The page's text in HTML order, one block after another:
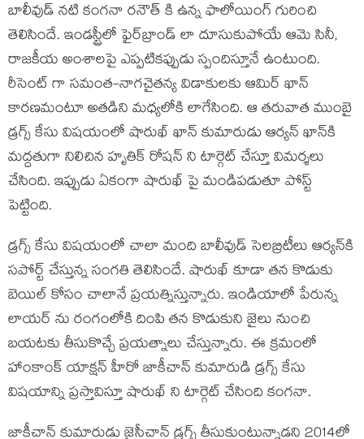
బాలీవుడ్ నటి కంగనా రనౌత్ కి ఉన్న ఫాలోయింగ్ గురించి
తెలిసిందే. ఇండస్ట్రీలో ఫైర్‌బ్రాండ్‌ లా దూసుకుపోయే ఆమె సినీ,
రాజకీయ అంశాలపై ఎప్పటికప్పుడు స్పందిస్తూనే ఉంటుంది.
రీసెంట్ గా సమంత-నాగచైతన్య విడాకులకు ఆమిర్ ఖాన్
కారణమంటూ అతడిని మధ్యలోకి లాగేసింది. ఆ తరువాత ముంబై
డ్రగ్స్ కేసు విషయంలో షారుఖ్ ఖాన్ కుమారుడు ఆర్యన్ ఖాన్‌కి
మద్దతుగా నిలిచిన హృతిక్ రోషన్ ని టార్గెట్ చేస్తూ విమర్శలు
చేసింది. ఇప్పుడు ఏకంగా షారుఖ్ పై మండిపడుతూ పోస్ట్
పెట్టింది.
డ్రగ్స్ కేసు విషయంలో చాలా మంది బాలీవుడ్ సెలబ్రిటీలు ఆర్యన్‌కి
సపోర్ట్ చేస్తున్న సంగతి తెలిసిందే. షారుఖ్ కూడా తన కొడుకు
బెయిల్ కోసం చాలానే ప్రయత్నిస్తున్నారు. ఇండియాలో పేరున్న
లాయర్ ను రంగంలోకి దింపి తన కొడుకుని జైలు నుంచి
బయటకు తీసుకొచ్చే ప్రయత్నాలు చేస్తున్నారు. ఈ క్రమంలో
హాంకాంక్ యాక్షన్ హీరో జాకీచాన్ కుమారుడి డ్రగ్స్ కేసు
విషయాన్ని ప్రస్తావిస్తూ షారుఖ్ ని టార్గెట్ చేసింది కంగనా.